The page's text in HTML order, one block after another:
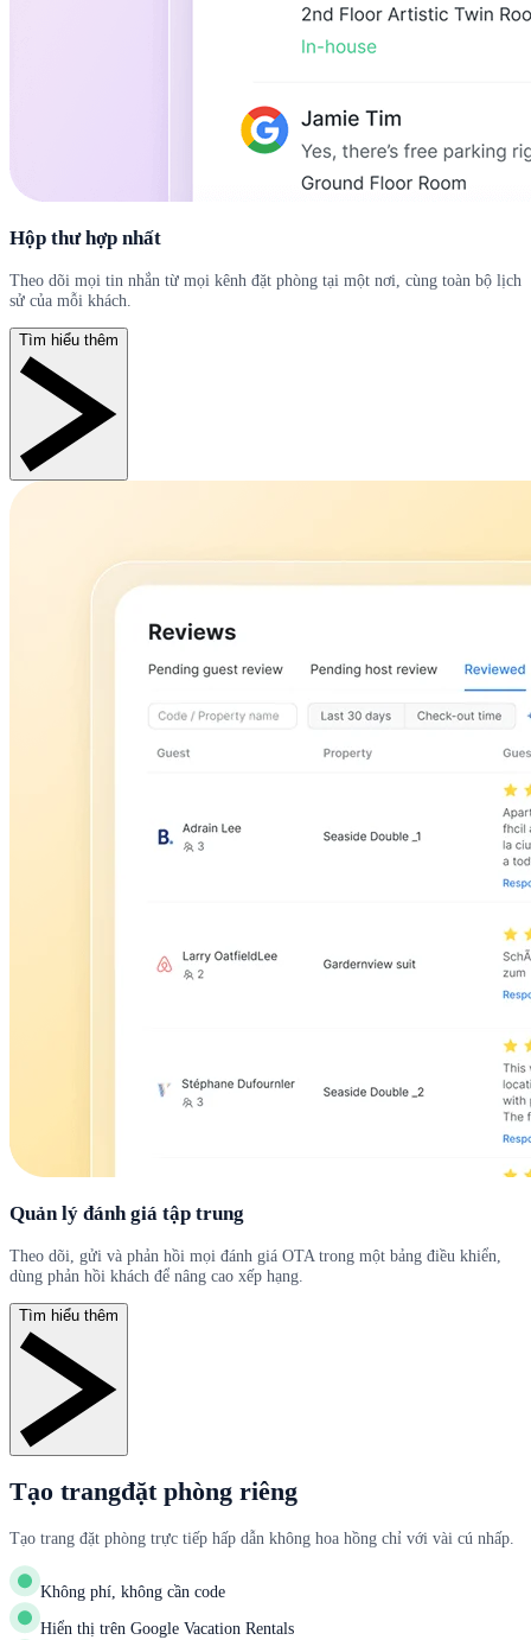
Hộp thư hợp nhất
Theo dõi mọi tin nhắn từ mọi kênh đặt phòng tại một nơi, cùng toàn bộ lịch
sử của mỗi khách.
Tìm hiểu thêm
Quản lý đánh giá tập trung
Theo dõi, gửi và phản hồi mọi đánh giá OTA trong một bảng điều khiển,
dùng phản hồi khách để nâng cao xếp hạng.
Tìm hiểu thêm
Tạo trangđặt phòng riêng
Tạo trang đặt phòng trực tiếp hấp dẫn không hoa hồng chỉ với vài cú nhấp.
Không phí, không cần code
Hiển thị trên Google Vacation Rentals